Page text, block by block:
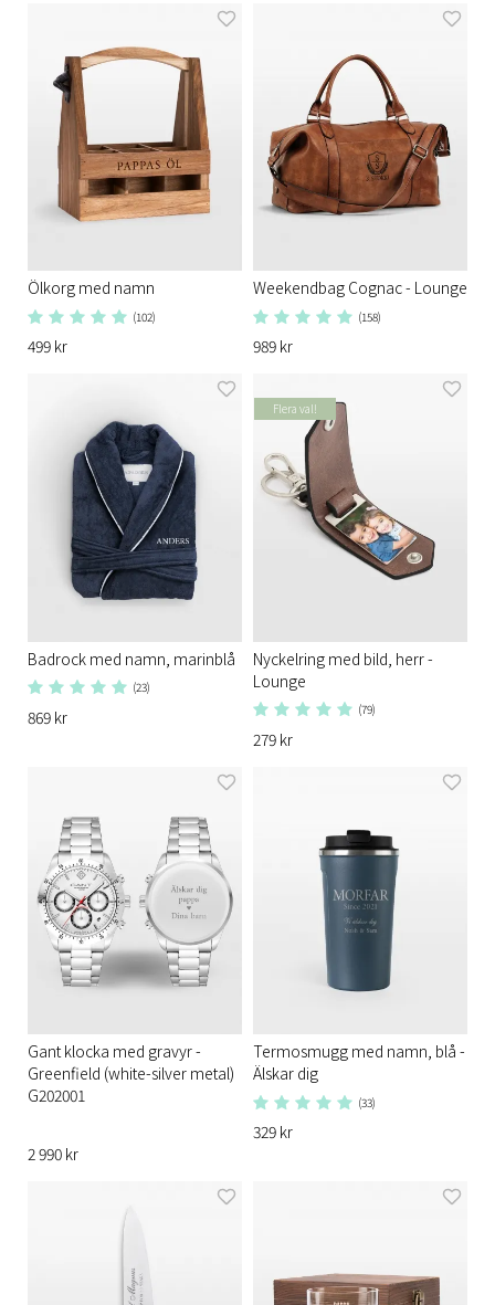
Ölkorg med namn
(102)
499 kr
Weekendbag Cognac - Lounge
(158)
989 kr
Badrock med namn, marinblå
(23)
869 kr
Flera val!
Nyckelring med bild, herr -
Lounge
(79)
279 kr
Gant klocka med gravyr -
Greenfield (white-silver metal)
G202001
2 990 kr
Termosmugg med namn, blå -
Älskar dig
(33)
329 kr